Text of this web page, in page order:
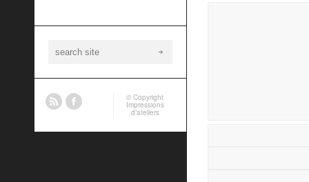
© Copyright
Impressions
d’ateliers